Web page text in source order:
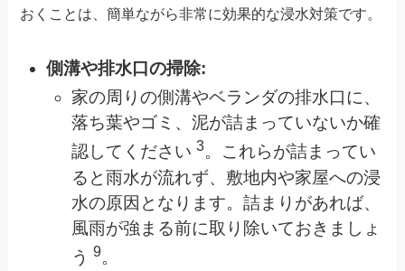
おくことは、簡単ながら非常に効果的な浸水対策です。
側溝や排水口の掃除:
家の周りの側溝やベランダの排水口に、
落ち葉やゴミ、泥が詰まっていないか確
認してください 3。これらが詰まってい
ると雨水が流れず、敷地内や家屋への浸
水の原因となります。詰まりがあれば、
風雨が強まる前に取り除いておきましょ
う 9。